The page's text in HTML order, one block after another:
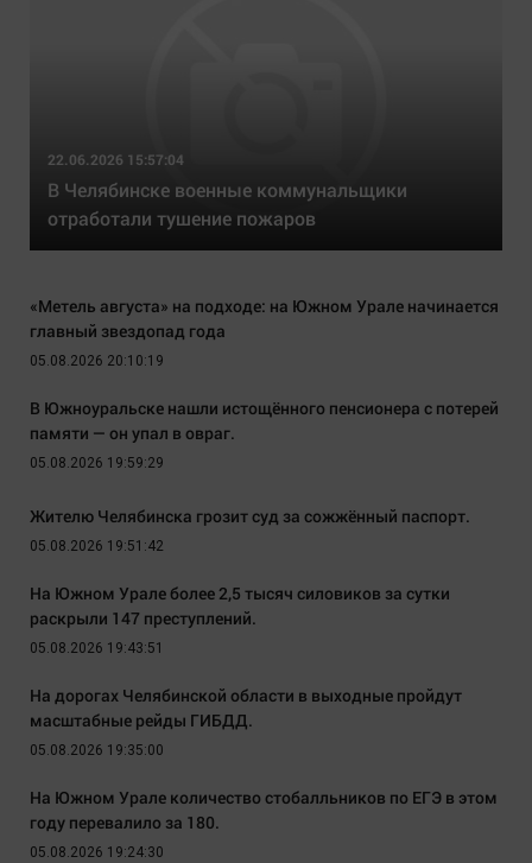
22.06.2026 15:57:04
В Челябинске военные коммунальщики
отработали тушение пожаров
«Метель августа» на подходе: на Южном Урале начинается
главный звездопад года
05.08.2026 20:10:19
В Южноуральске нашли истощённого пенсионера с потерей
памяти — он упал в овраг.
05.08.2026 19:59:29
Жителю Челябинска грозит суд за сожжённый паспорт.
05.08.2026 19:51:42
На Южном Урале более 2,5 тысяч силовиков за сутки
раскрыли 147 преступлений.
05.08.2026 19:43:51
На дорогах Челябинской области в выходные пройдут
масштабные рейды ГИБДД.
05.08.2026 19:35:00
На Южном Урале количество стобалльников по ЕГЭ в этом
году перевалило за 180.
05.08.2026 19:24:30